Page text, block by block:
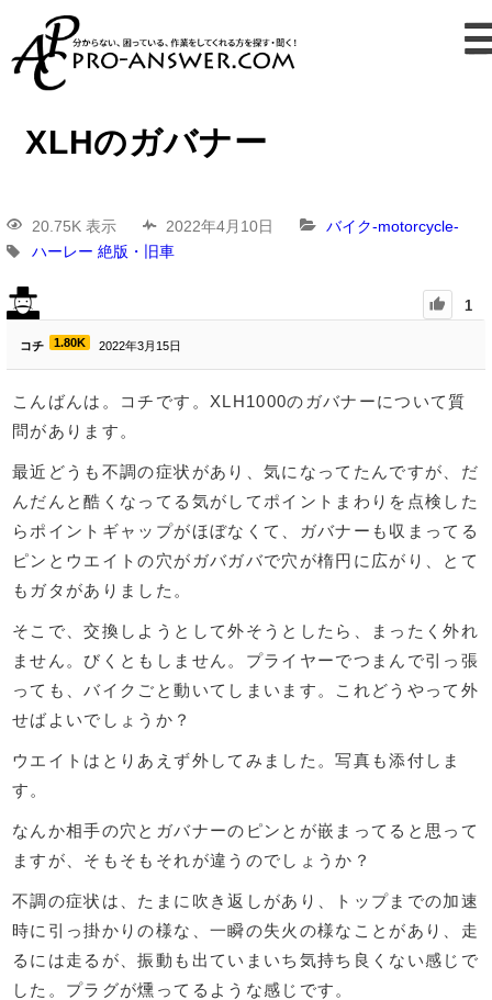
XLHのガバナー
20.75K 表示 2022年4月10日
バイク-motorcycle-
ハーレー 絶版・旧車
1
コチ 1.80K 2022年3月15日
こんばんは。コチです。XLH1000のガバナーについて質
問があります。
最近どうも不調の症状があり、気になってたんですが、だ
んだんと酷くなってる気がしてポイントまわりを点検した
らポイントギャップがほぼなくて、ガバナーも収まってる
ピンとウエイトの穴がガバガバで穴が楕円に広がり、とて
もガタがありました。
そこで、交換しようとして外そうとしたら、まったく外れ
ません。びくともしません。プライヤーでつまんで引っ張
っても、バイクごと動いてしまいます。これどうやって外
せばよいでしょうか？
ウエイトはとりあえず外してみました。写真も添付しま
す。
なんか相手の穴とガバナーのピンとが嵌まってると思って
ますが、そもそもそれが違うのでしょうか？
不調の症状は、たまに吹き返しがあり、トップまでの加速
時に引っ掛かりの様な、一瞬の失火の様なことがあり、走
るには走るが、振動も出ていまいち気持ち良くない感じで
した。プラグが燻ってるような感じです。